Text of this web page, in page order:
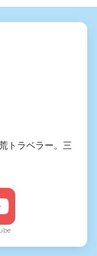
トラベラー。三